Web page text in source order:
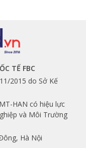
dụng
NGAY
TẾ FBC
2015 do Sở Kế
HAN có hiệu lực
và Môi Trường
Hà Nội